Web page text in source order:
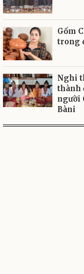
Gốm
trong
Nghi
thành
người
Bàni